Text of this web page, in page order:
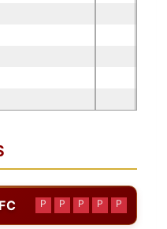
P P P P P